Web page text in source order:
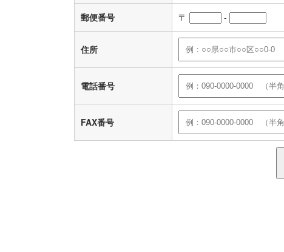
郵便番号 〒 -
住所
電話番号
FAX番号